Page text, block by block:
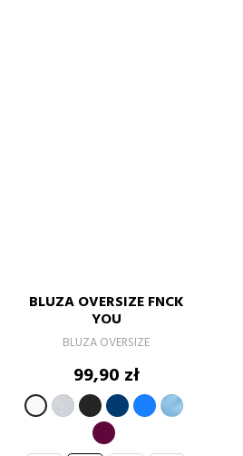
BLUZA OVERSIZE FNCK
YOU
BLUZA OVERSIZE
Cena
99,90 zł
BIAŁYSZARYCZARNYGRANATOWY
Niebieskibłękitny
burgund